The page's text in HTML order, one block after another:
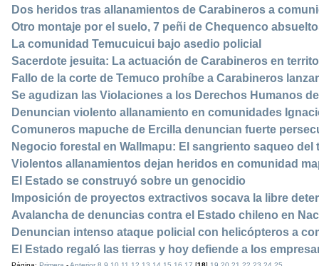
Dos heridos tras allanamientos de Carabineros a
Otro montaje por el suelo, 7 peñi de Chequenco
La comunidad Temucuicui bajo asedio policial
Sacerdote jesuita: La actuación de Carabineros en
Fallo de la corte de Temuco prohíbe a Carabineros
Se agudizan las Violaciones a los Derechos Humanos
Denuncian violento allanamiento en comunidades
Comuneros mapuche de Ercilla denuncian fuerte
Negocio forestal en Wallmapu: El sangriento saqueo
Violentos allanamientos dejan heridos en comunidad
El Estado se construyó sobre un genocidio
Imposición de proyectos extractivos socava la libre
Avalancha de denuncias contra el Estado chileno en
Denuncian intenso ataque policial con helicópteros a
El Estado regaló las tierras y hoy defiende a los